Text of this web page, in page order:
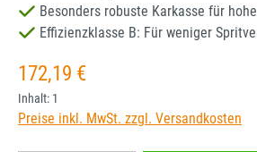
Besonders robuste Karkasse für
Effizienzklasse B: Für weniger
Regulärer Preis:
172,19 €
Inhalt: 1
Preise inkl. MwSt. zzgl. Versandkosten